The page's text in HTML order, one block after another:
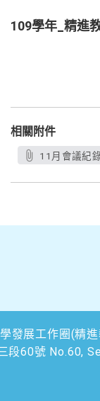
109學年_精進
相關附件
11月會議紀
發展工作圈(精
段60號 No.60,